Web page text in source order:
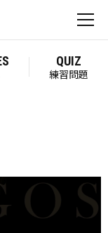
QUIZ
練習問題